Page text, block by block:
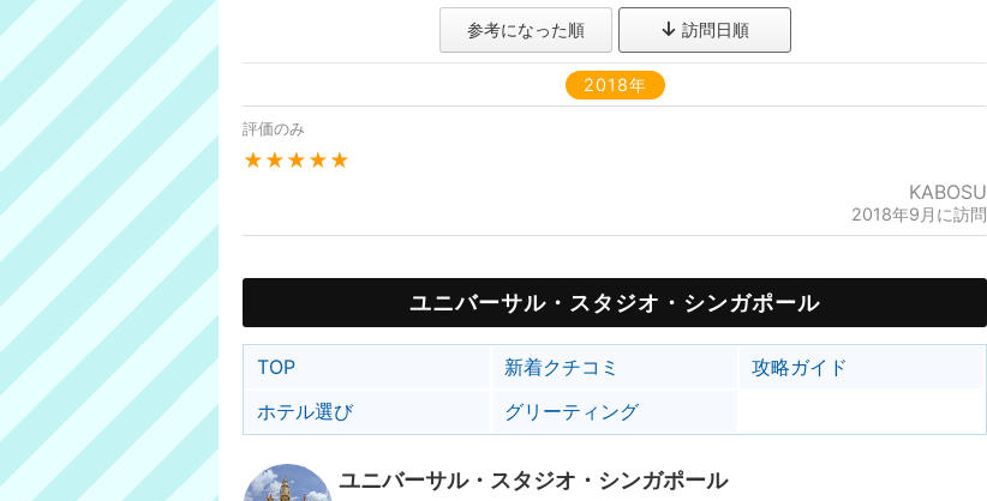
参考になった順 訪問日順
2018年
評価のみ
★★★★★
KABOSU
2018年9月に訪問
ユニバーサル・スタジオ・シンガポール
TOP 新着クチコミ
攻略ガイド
ホテル選び
グリーティング
ユニバーサル・スタジオ・シンガポール